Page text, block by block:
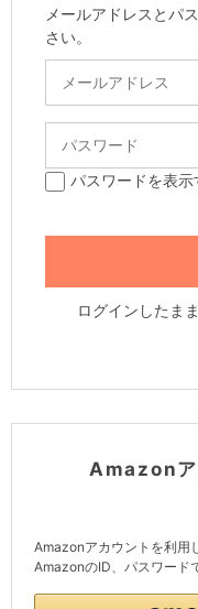
メールアドレスとパ
さい。
パスワードを表示
ログインしたま
Amazonア
Amazonアカウントを利用
AmazonのID、パスワード